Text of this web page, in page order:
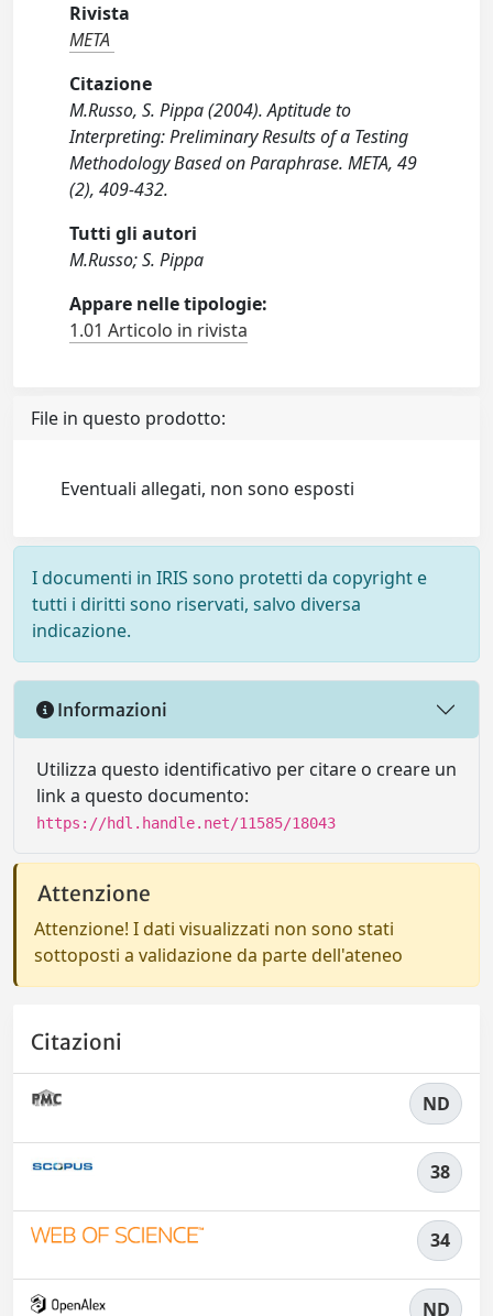
Rivista
META
Citazione
M.Russo, S. Pippa (2004). Aptitude to
Interpreting: Preliminary Results of a Testing
Methodology Based on Paraphrase. META, 49
(2), 409-432.
Tutti gli autori
M.Russo; S. Pippa
Appare nelle tipologie:
1.01 Articolo in rivista
File in questo prodotto:
Eventuali allegati, non sono esposti
I documenti in IRIS sono protetti da copyright e
tutti i diritti sono riservati, salvo diversa
indicazione.
Informazioni
Utilizza questo identificativo per citare o creare un
link a questo documento:
https://hdl.handle.net/11585/18043
Attenzione
Attenzione! I dati visualizzati non sono stati
sottoposti a validazione da parte dell'ateneo
Citazioni
ND
38
34
ND